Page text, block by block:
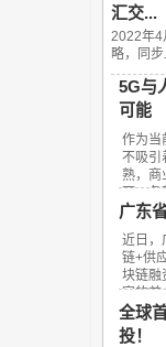
汇交...
2022年4
略，同
5G与
可能
作为当
不吸引
熟，商
面，各
广东
近日，
链+供
块链融
室的首
全球
投！